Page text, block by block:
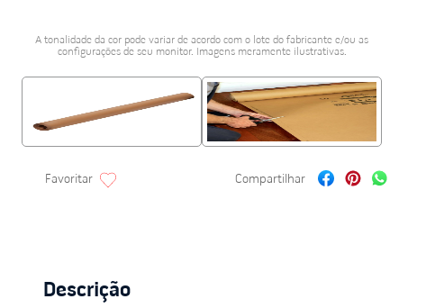
A tonalidade da cor pode variar de acordo com o lote do fabricante e/ou as
configurações de seu monitor. Imagens meramente ilustrativas.
Descrição